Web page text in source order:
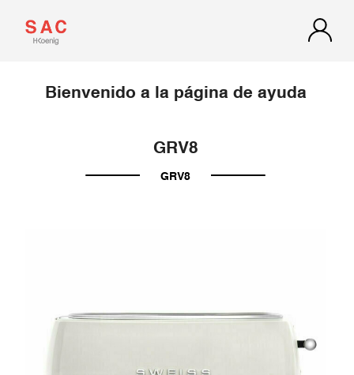
Bienvenido a la página de ayuda
GRV8
GRV8